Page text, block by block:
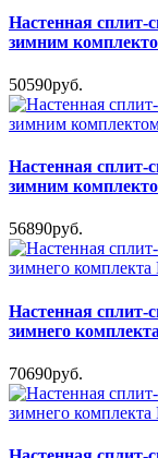
Настенная сплит-
зимним
50590руб.
Настенная сплит-
зимним
56890руб.
Настенная сплит-
зимнего
70690руб.